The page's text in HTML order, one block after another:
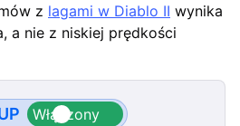
z lagami w Diablo II wynika
a nie z niskiej prędkości